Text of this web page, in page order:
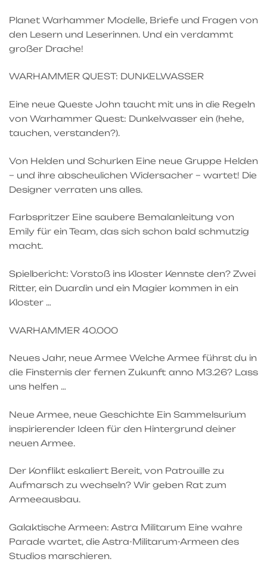
Planet Warhammer Modelle, Briefe und Fragen von
den Lesern und Leserinnen. Und ein verdammt
großer Drache!
WARHAMMER QUEST: DUNKELWASSER
Eine neue Queste John taucht mit uns in die Regeln
von Warhammer Quest: Dunkelwasser ein (hehe,
tauchen, verstanden?).
Von Helden und Schurken Eine neue Gruppe Helden
– und ihre abscheulichen Widersacher – wartet! Die
Designer verraten uns alles.
Farbspritzer Eine saubere Bemalanleitung von
Emily für ein Team, das sich schon bald schmutzig
macht.
Spielbericht: Vorstoß ins Kloster Kennste den? Zwei
Ritter, ein Duardin und ein Magier kommen in ein
Kloster …
WARHAMMER 40.000
Neues Jahr, neue Armee Welche Armee führst du in
die Finsternis der fernen Zukunft anno M3.26? Lass
uns helfen …
Neue Armee, neue Geschichte Ein Sammelsurium
inspirierender Ideen für den Hintergrund deiner
neuen Armee.
Der Konflikt eskaliert Bereit, von Patrouille zu
Aufmarsch zu wechseln? Wir geben Rat zum
Armeeausbau.
Galaktische Armeen: Astra Militarum Eine wahre
Parade wartet, die Astra-Militarum-Armeen des
Studios marschieren.